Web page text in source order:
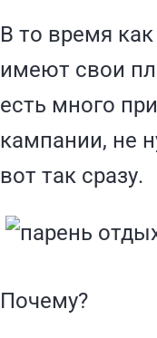
В то время
имеют свои
есть много
кампании, не
вот так сразу.
Почему?